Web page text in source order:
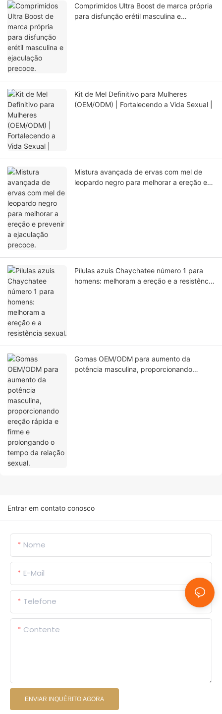
Comprimidos Ultra Boost de marca própria
para disfunção erétil masculina e
Kit de Mel Definitivo para Mulheres
(OEM/ODM) | Fortalecendo a Vida Sexual |
Mistura avançada de ervas com mel de
leopardo negro para melhorar a ereção e
Pílulas azuis Chaychatee número 1 para
homens: melhoram a ereção e a resistência
Gomas OEM/ODM para aumento da
potência masculina, proporcionando
Entrar em contato conosco
Nome
E-Mail
Telefone
Contente
ENVIAR INQUÉRITO AGORA